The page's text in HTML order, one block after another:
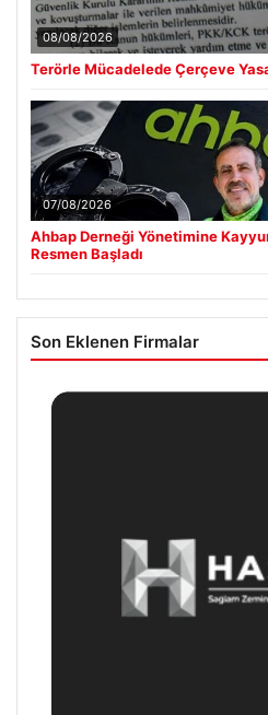
08/08/2026
Terörle Mücadelede Çerçeve
07/08/2026
Ahbap Derneği Yönetimine
Resmen Başladı
Son Eklenen Firmalar